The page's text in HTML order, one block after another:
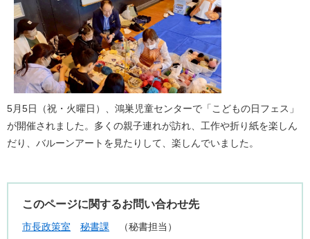
5​月5​日（祝・火曜日）、鴻巣児童センターで「こどもの日フェス」
が開催されました。多くの親子連れが訪れ、工作や折り紙を楽しん
だり、バルーンアートを見たりして、楽しんでいました。
このページに関するお問い合わせ先
市長政策室 秘書課
秘書担当